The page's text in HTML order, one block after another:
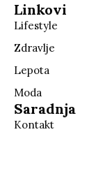
Linkovi
Lifestyle
Zdravlje
Lepota
Moda
Saradnja
Kontakt